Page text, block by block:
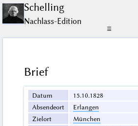
Schelling
Nachlass-Edition
☰
Brief
Datum
15.10.1828
Absendeort
Erlangen
Zielort
München